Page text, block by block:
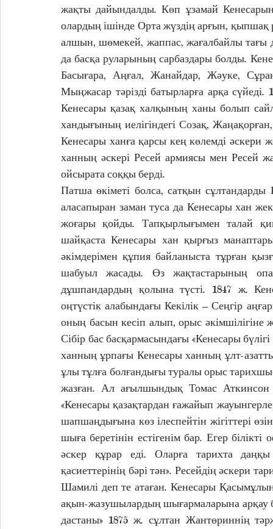
жақты дайындалды. Көп ұзамай
олардың ішінде Орта жүздің арғын, қыпшақ
алшын, шөмекей, жаппас, жағалбайлы тағы
да басқа руларының сарбаздары болды.
Басығара, Аңғал, Жанайдар, Жәуке,
Мыңжасар тәрізді батырларға арқа
Кенесары қазақ халқының ханы болып
хандығының иелігіндегі Созақ,
Кенесары ханға қарсы кең көлемді
ханның әскері Ресей армиясы мен Ресей
ойсырата соққы берді.
Патша өкіметі болса, сатқын
аласапыран заман туса да Кенесары хан
жоғары қойды. Тапқырлығымен талай
шайқаста Кенесары хан қырғыз
әкімдерімен құпия байланыста тұрған
шабуыл жасады. Өз жақтастарының
дұшпандардың қолына түсті. 1847 ж.
оңтүстік алабындағы Кекілік – Сеңгір
оның басын кесіп алып, орыс әкімшілігіне
Сібір бас басқармасындағы «Кенесары
ханның ұрпағы Кенесары ханның ұлт-
ұлы тұлға болғандығы туралы орыс
жазған. Ал ағылшындық Томас
«Кенесары қазақтардан ғажайып
шапшаңдығына көз ілеспейтін жігіттері
шыға беретінін естігенім бар. Егер білікті
әскер құрар еді. Оларға тарихта
қасиеттерінің бәрі тән». Ресейдің әскери
Шамилі деп те атаған. Кенесары
ақын-жазушылардың шығармаларына
дастаны» 1875 ж. сұлтан Жантөриннің